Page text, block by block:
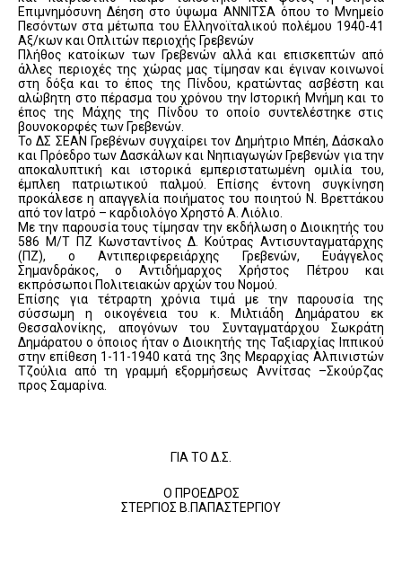
Επιμνημόσυνη Δέηση στο ύψωμα ΑΝΝΙΤΣΑ όπου το Μνημείο
Πεσόντων στα μέτωπα του Ελληνοϊταλικού πολέμου 1940-41
Αξ/κων και Οπλιτών περιοχής Γρεβενών
Πλήθος κατοίκων των Γρεβενών αλλά και επισκεπτών από
άλλες περιοχές της χώρας μας τίμησαν και έγιναν κοινωνοί
στη δόξα και το έπος της Πίνδου, κρατώντας ασβέστη και
αλώβητη στο πέρασμα του χρόνου την Ιστορική Μνήμη και το
έπος της Μάχης της Πίνδου το οποίο συντελέστηκε στις
βουνοκορφές των Γρεβενών.
Το ΔΣ ΣΕΑΝ Γρεβένων συγχαίρει τον Δημήτριο Μπέη, Δάσκαλο
και Πρόεδρο των Δασκάλων και Νηπιαγωγών Γρεβενών για την
αποκαλυπτική και ιστορικά εμπεριστατωμένη ομιλία του,
έμπλεη πατριωτικού παλμού. Επίσης έντονη συγκίνηση
προκάλεσε η απαγγελία ποιήματος του ποιητού Ν. Βρεττάκου
από τον Ιατρό – καρδιολόγο Χρηστό Α. Λιόλιο.
Με την παρουσία τους τίμησαν την εκδήλωση ο Διοικητής του
586 Μ/Τ ΠΖ Κωνσταντίνος Δ. Κούτρας Αντισυνταγματάρχης
(ΠΖ), ο Αντιπεριφερειάρχης Γρεβενών, Ευάγγελος
Σημανδράκος, ο Αντιδήμαρχος Χρήστος Πέτρου και
εκπρόσωποι Πολιτειακών αρχών του Νομού.
Επίσης για τέτραρτη χρόνια τιμά με την παρουσία της
σύσσωμη η οικογένεια του κ. Μιλτιάδη Δημάρατου εκ
Θεσσαλονίκης, απογόνων του Συνταγματάρχου Σωκράτη
Δημάρατου ο όποιος ήταν ο Διοικητής της Ταξιαρχίας Ιππικού
στην επίθεση 1-11-1940 κατά της 3ης Μεραρχίας Αλπινιστών
Τζούλια από τη γραμμή εξορμήσεως Αννίτσας –Σκούρζας
προς Σαμαρίνα.
ΓΙΑ ΤΟ Δ.Σ.
Ο ΠΡΟΕΔΡΟΣ
ΣΤΕΡΓΙΟΣ Β.ΠΑΠΑΣΤΕΡΓΙΟΥ